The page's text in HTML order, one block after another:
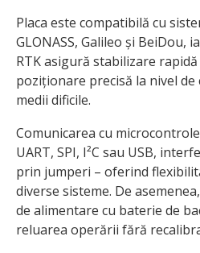
Placa este compatibilă cu
GLONASS, Galileo și
RTK asigură stabilizare
poziționare precisă la nivel
medii dificile.
Comunicarea cu
UART, SPI, I²C sau USB,
prin jumperi – oferind
diverse sisteme. De
de alimentare cu baterie de
reluarea operării fără